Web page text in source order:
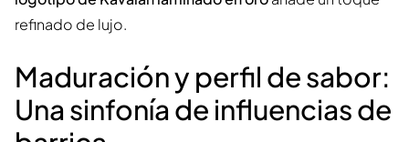
refinado de lujo.
Maduración y perfil de sabor:
Una sinfonía de influencias de